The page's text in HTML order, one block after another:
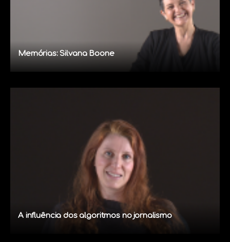
Memórias: Silvana Boone
A influência dos algoritmos no jornalismo